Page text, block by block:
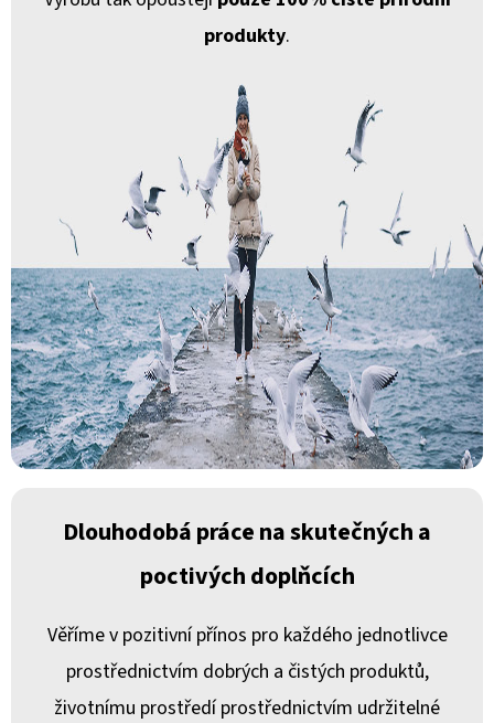
produkty.
Dlouhodobá práce na skutečných a
poctivých doplňcích
Věříme v pozitivní přínos pro každého jednotlivce
prostřednictvím dobrých a čistých produktů,
životnímu prostředí prostřednictvím udržitelné